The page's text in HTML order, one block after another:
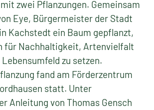
zwei Pflanzungen. Gemeinsam
Eye, Bürgermeister der Stadt
Kachstedt ein Baum gepflanzt,
für Nachhaltigkeit, Artenvielfalt
zu setzen.
fand am Förderzentrum
statt. Unter
Anleitung von Thomas Gensch